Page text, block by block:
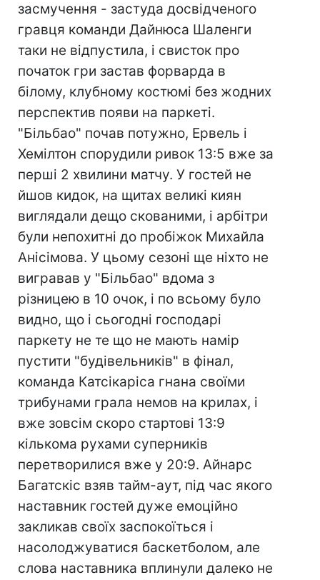
засмучення - застуда досвідченого
гравця команди Дайнюса Шаленги
таки не відпустила, і свисток про
початок гри застав форварда в
білому, клубному костюмі без жодних
перспектив появи на паркеті.
"Більбао" почав потужно, Ервель і
Хемілтон спорудили ривок 13:5 вже за
перші 2 хвилини матчу. У гостей не
йшов кидок, на щитах великі киян
виглядали дещо скованими, і арбітри
були непохитні до пробіжок Михайла
Анісімова. У цьому сезоні ще ніхто не
вигравав у "Більбао" вдома з
різницею в 10 очок, і по всьому було
видно, що і сьогодні господарі
паркету не те що не мають намір
пустити "будівельників" в фінал,
команда Катсікаріса гнана своїми
трибунами грала немов на крилах, і
вже зовсім скоро стартові 13:9
кількома рухами суперників
перетворилися вже у 20:9. Айнарс
Багатскіс взяв тайм-аут, під час якого
наставник гостей дуже емоційно
закликав своїх заспокоїться і
насолоджуватися баскетболом, але
слова наставника вплинули далеко не